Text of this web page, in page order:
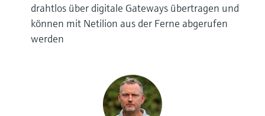
drahtlos über digitale Gateways übertragen und
können mit Netilion aus der Ferne abgerufen
werden